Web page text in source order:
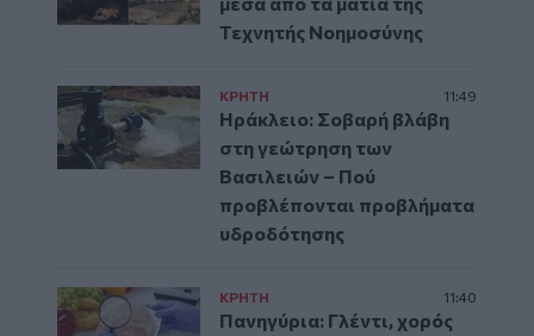
Τεχνητής Νοημοσύνης
ΚΡΗΤΗ 11:49
Ηράκλειο: Σοβαρή βλάβη
στη γεώτρηση των
Βασιλειών – Πού
προβλέπονται προβλήματα
υδροδότησης
ΚΡΗΤΗ 11:40
Πανηγύρια: Γλέντι, χορός